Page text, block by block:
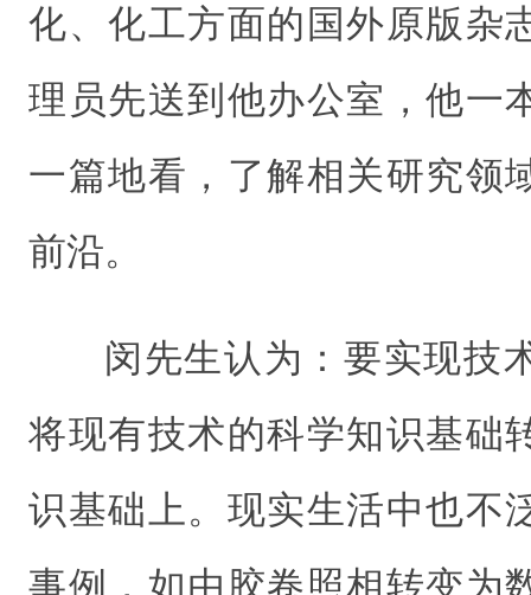
化、化工方面的国外原版杂
理员先送到他办公室，他一
一篇地看，了解相关研究领
前沿。
闵先生认为：要实现技
将现有技术的科学知识基础
识基础上。现实生活中也不
事例，如由胶卷照相转变为